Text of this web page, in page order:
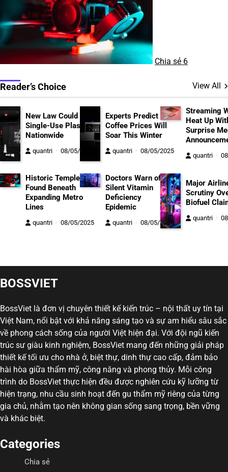
Chia sẻ 6
Reader’s Choice View All
New Law Could Ban
Single-Use Plastics
Nationwide
quantri 08/05/2025
Experts Predict
Coffee Prices Will
Soar This Winter
quantri 08/05/2025
Streaming
Heat Up
Surprise
quantri
Historic Temple
Found Beneath
Expanding Metro
Lines
quantri 08/05/2025
Doctors Warn of
Silent Vitamin
Deficiency
Epidemic
quantri 08/05/2025
Major
Scrutiny
Biofuel
quantri
BOSSVIET
BossViet là đơn vị chuyên thiết kế kiến trúc – nội thất uy tín tại
Việt Nam, nổi bật với khả năng sáng tạo và sự am hiểu sâu sắc
về phong cách sống của người Việt hiện đại. Với đội ngũ kiến
trúc sư giàu kinh nghiệm, BossViet mang đến những giải pháp
thiết kế tối ưu cho nhà ở, biệt thự, dinh thự cao cấp, đảm bảo
hài hòa giữa thẩm mỹ, công năng và phong thủy. Mỗi công
trình do BossViet thực hiện đều được nghiên cứu kỹ lưỡng từ
hiện trạng, nhu cầu sinh hoạt đến gu thẩm mỹ riêng của từng
gia chủ, nhằm tạo nên không gian sống sang trọng, bền vững
và khác biệt.
Categories
Chia sẻ